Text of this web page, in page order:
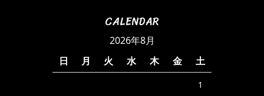
CALENDAR
2026年8月
日
月 火 水 木 金 土
1